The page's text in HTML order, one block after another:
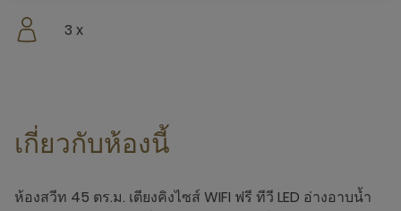
3 x
เกี่ยวกับห้องนี้
ห้องสวีท 45 ตร.ม. เตียงคิงไซส์ WIFI ฟรี ทีวี LED อ่างอาบน้ำ